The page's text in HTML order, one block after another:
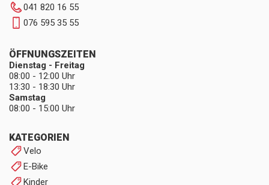
041 820 16 55
076 595 35 55
KATEGORIEN
Velo
E-Bike
Kinder
ÖFFNUNGSZEITEN
Dienstag - Freitag
08:00 - 12:00 Uhr
13:30 - 18:30 Uhr
Samstag
08:00 - 15:00 Uhr